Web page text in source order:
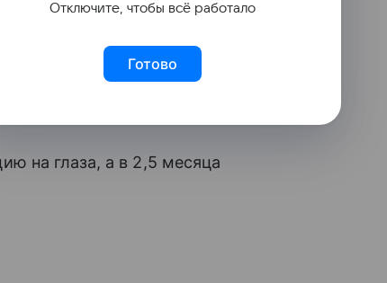
граммов и ростом 38
в реанимации
анестезиологов-
на глаза, а в 2,5 месяца
Отключите, чтобы всё работало
Готово